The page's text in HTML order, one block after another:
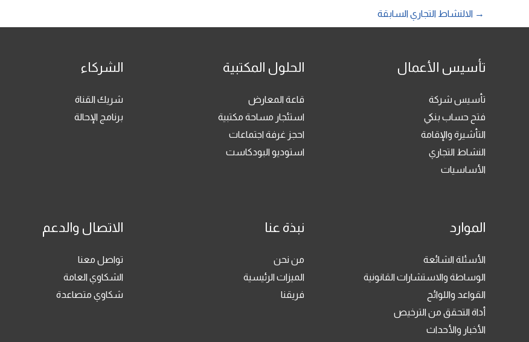
→ الالنشاط التجاري السابقة
تأسيس الأعمال
تأسيس شركة
فتح حساب بنكي
التأشيرة والإقامة
النشاط التجاري
الأساسيات
الحلول المكتبية
قاعة المعارض
استئجار مساحة مكتبية
احجز غرفة اجتماعات
استوديو البودكاست
الشركاء
شريك القناة
برنامج الإحالة
الموارد
الأسئلة الشائعة
الوساطة والاستشارات القانونية
القواعد واللوائح
أداة التحقق من الترخيص
الأخبار والأحداث
نبذة عنا
من نحن
الميزات الرئيسية
فريقنا
الاتصال والدعم
تواصل معنا
الشكاوي العامة
شكاوي متصاعدة